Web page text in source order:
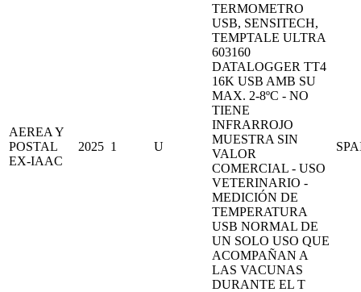
AEREA Y
POSTAL
EX-IAAC
2025 1 U
TERMOMETRO
USB, SENSITECH,
TEMPTALE ULTRA
603160
DATALOGGER TT4
16K USB AMB SU
MAX. 2-8ºC - NO
TIENE
INFRARROJO
MUESTRA SIN
VALOR
COMERCIAL - USO
VETERINARIO -
MEDICIÓN DE
TEMPERATURA
USB NORMAL DE
UN SOLO USO QUE
ACOMPAÑAN A
LAS VACUNAS
DURANTE EL T